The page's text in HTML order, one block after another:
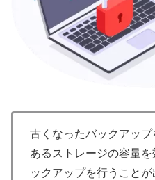
古くなったバックアッ
あるストレージの容量
ックアップを行うことが